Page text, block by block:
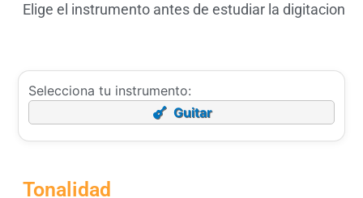
Elige el instrumento antes de estudiar la digitacion
Selecciona tu instrumento:
Guitar
Tonalidad